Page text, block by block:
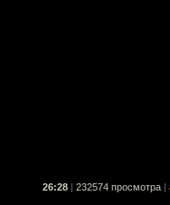
26:28 232574 просмотра